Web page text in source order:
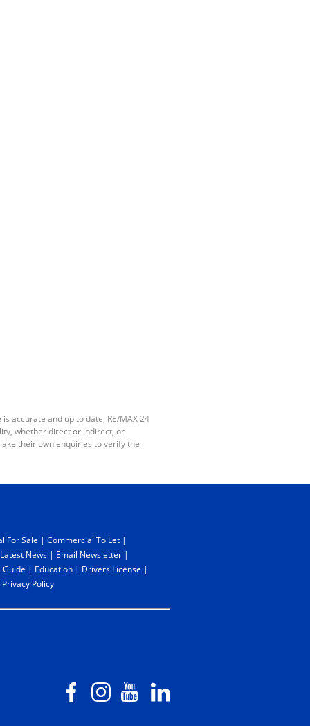
accurate and up to date, RE/MAX 24
whether direct or indirect, or
their own enquiries to verify the
For Sale | Commercial To Let |
Latest News | Email Newsletter |
Guide | Education | Drivers License |
Privacy Policy